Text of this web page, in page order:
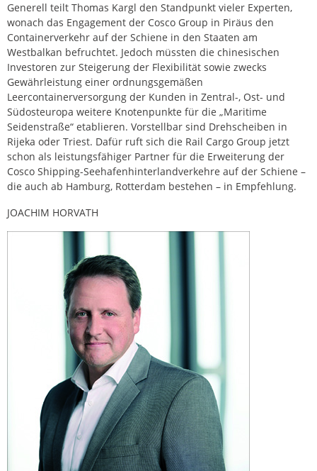
Generell teilt Thomas Kargl den Standpunkt vieler Experten,
wonach das Engagement der Cosco Group in Piräus den
Containerverkehr auf der Schiene in den Staaten am
Westbalkan befruchtet. Jedoch müssten die chinesischen
Investoren zur Steigerung der Flexibilität sowie zwecks
Gewährleistung einer ordnungsgemäßen
Leercontainerversorgung der Kunden in Zentral-, Ost- und
Südosteuropa weitere Knotenpunkte für die „Maritime
Seidenstraße“ etablieren. Vorstellbar sind Drehscheiben in
Rijeka oder Triest. Dafür ruft sich die Rail Cargo Group jetzt
schon als leistungsfähiger Partner für die Erweiterung der
Cosco Shipping-Seehafenhinterlandverkehre auf der Schiene –
die auch ab Hamburg, Rotterdam bestehen – in Empfehlung.
JOACHIM HORVATH